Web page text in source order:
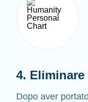
4. Eliminare
Dopo aver